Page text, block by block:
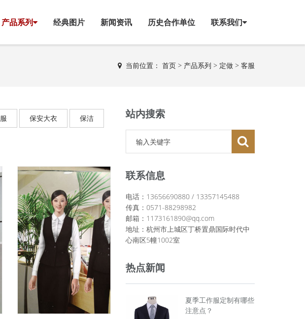
产品系列 经典图片 新闻资讯 历史合作单位 联系我们
当前位置： 首页 > 产品系列 > 定做 > 客服
保安大衣
保洁
站内搜索
联系信息
电话：13656690880 / 13357145488
传真：0571-88298982
邮箱：1173161890@qq.com
地址：杭州市上城区丁桥置鼎国际时代中
心南区5幢1002室
热点新闻
夏季工作服定制有哪些
注意点？